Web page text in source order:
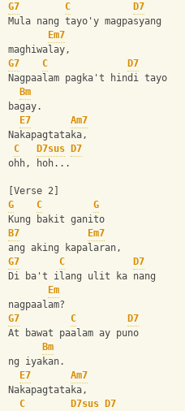
G7
C
D7
Mula nang tayo'y magpasyang
Em7
maghiwalay,
G7
C
D7
Nagpaalam pagka't hindi tayo
Bm
bagay.
E7
Am7
Nakapagtataka,
C
D7sus
D7
ohh, hoh...
[Verse 2]
G
C
G
Kung bakit ganito
B7
Em7
ang aking kapalaran,
G7
C
D7
Di ba't ilang ulit ka nang
Em
nagpaalam?
G7
C
D7
At bawat paalam ay puno
Bm
ng iyakan.
E7
Am7
Nakapagtataka,
C
D7sus
D7